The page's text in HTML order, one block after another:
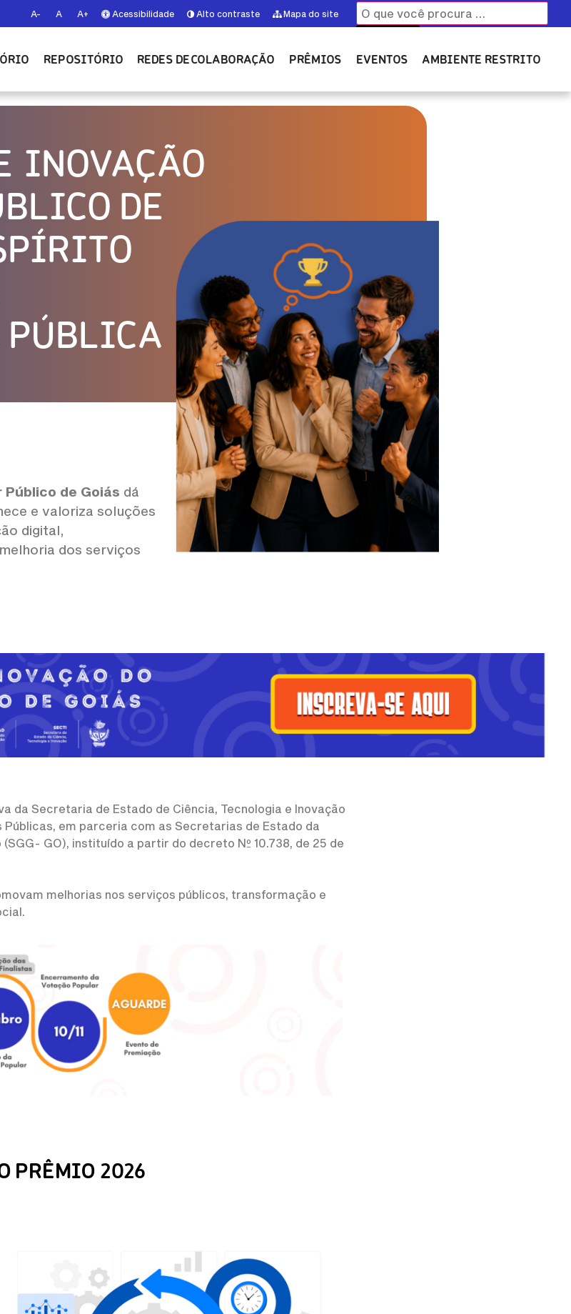
A- A A+ Acessibilidade Alto contraste Mapa do site
REPOSITÓRIO REDES DE COLABORAÇÃO PRÊMIOS EVENTOS AMBIENTE RESTRITO
INOVAÇÃO
DE
PÚBLICA
Público de Goiás dá
e valoriza soluções
digital,
dos serviços
da Secretaria de Estado de Ciência, Tecnologia e Inovação
em parceria com as Secretarias de Estado da
GO), instituído a partir do decreto Nº 10.738, de 25 de
melhorias nos serviços públicos, transformação e
PRÊMIO 2026